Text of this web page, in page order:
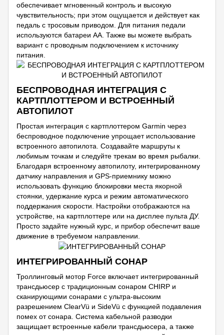
обеспечивает мгновенный контроль и высокую
чувствительность; при этом ощущается и действует как
педаль с тросовым приводом. Для питания педали
используются батареи АА. Также вы можете выбрать
вариант с проводным подключением к источнику
питания.
БЕСПРОВОДНАЯ ИНТЕГРАЦИЯ С
КАРТПЛОТТЕРОМ И ВСТРОЕННЫЙ
АВТОПИЛОТ
Простая интеграция с картплоттером Garmin через
беспроводное подключение упрощает использование
встроенного автопилота. Создавайте маршруты к
любимым точкам и следуйте трекам во время рыбалки.
Благодаря встроенному автопилоту, интегрированному
датчику направления и GPS-приемнику можно
использовать функцию блокировки места якорной
стоянки, удержание курса и режим автоматического
поддержания скорости. Настройки отображаются на
устройстве, на картплоттере или на дисплее пульта ДУ.
Просто задайте нужный курс, и прибор обеспечит ваше
движение в требуемом направлении.
ИНТЕГРИРОВАННЫЙ СОНАР
Троллинговый мотор Force включает интегрированный
трансдьюсер с традиционным сонаром CHIRP и
сканирующими сонарами с ультра-высоким
разрешением ClearVü и SideVü с функцией подавления
помех от сонара. Система кабельной разводки
защищает встроенные кабели трансдьюсера, а также